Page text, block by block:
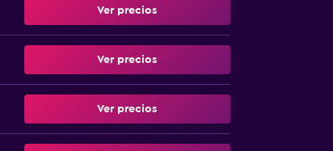
Ver precios
Ver precios
Ver precios